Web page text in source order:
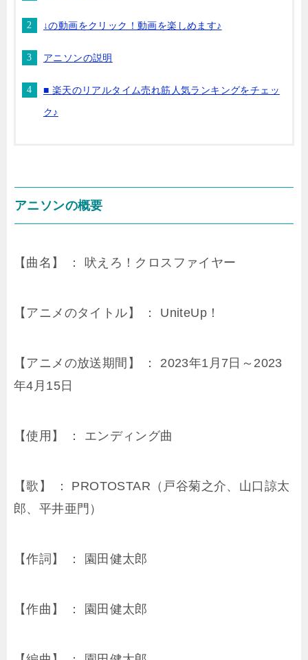
↓の動画をクリック！動画を楽しめます♪
アニソンの説明
■ 楽天のリアルタイム売れ筋人気ランキングをチェッ
ク♪
アニソンの概要
【曲名】 ： 吠えろ！クロスファイヤー
【アニメのタイトル】 ： UniteUp！
【アニメの放送期間】 ： 2023年1月7日～2023
年4月15日
【使用】 ： エンディング曲
【歌】 ： PROTOSTAR（戸谷菊之介、山口諒太
郎、平井亜門）
【作詞】 ： 園田健太郎
【作曲】 ： 園田健太郎